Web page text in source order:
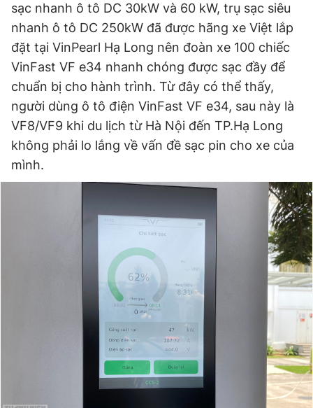
sạc nhanh ô tô DC 30kW và 60 kW, trụ sạc siêu
nhanh ô tô DC 250kW đã được hãng xe Việt lắp
đặt tại VinPearl Hạ Long nên đoàn xe 100 chiếc
VinFast VF e34 nhanh chóng được sạc đầy để
chuẩn bị cho hành trình. Từ đây có thể thấy,
người dùng ô tô điện VinFast VF e34, sau này là
VF8/VF9 khi du lịch từ Hà Nội đến TP.Hạ Long
không phải lo lắng về vấn đề sạc pin cho xe của
mình.